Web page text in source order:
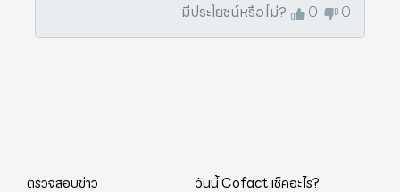
มีประโยชน์หรือไม่? 0 0
ตรวจสอบข่าว
วันนี้ Cofact เช็คอะไร?